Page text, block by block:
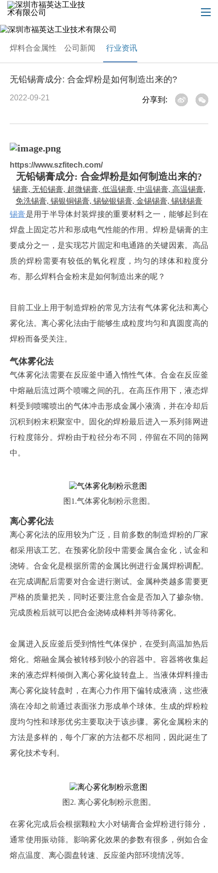
焊料合金属性 公司新闻 行业资讯
无铅锡膏成分: 合金焊粉是如何制造出来的?
2022-09-21 分享到:
https://www.szfitech.com/
无铅锡膏成分: 合金焊粉是如何制造出来的?
锡膏, 无铅锡膏, 超微锡膏, 低温锡膏, 中温锡膏, 高温锡膏,
免洗锡膏, 锡银铜锡膏, 锡铋银锡膏, 金锡锡膏, 锡锑锡膏
锡膏是用于半导体封装焊接的重要材料之一，能够起到在
焊盘上固定芯片和形成电气性能的作用。焊粉是锡膏的主
要成分之一，是实现芯片固定和电通路的关键因素。高品
质的焊粉需要有较低的氧化程度，均匀的球体和粒度分
布。那么焊料合金粉末是如何制造出来的呢？
目前工业上用于制造焊粉的常见方法有气体雾化法和离心
雾化法。离心雾化法由于能够生成粒度均匀和真圆度高的
焊粉而备受关注。
气体雾化法
气体雾化法需要在反应釜中通入惰性气体。合金在反应釜
中熔融后流过两个喷嘴之间的孔。在高压作用下，液态焊
料受到喷嘴喷出的气体冲击形成金属小液滴，并在冷却后
沉积到粉末积聚室中。固化的焊粉最后进入一系列筛网进
行粒度筛分。焊粉由于粒径分布不同，停留在不同的筛网
中。
图 1.气体雾化制粉示意图。
离心雾化法
离心雾化法的应用较为广泛，目前多数的制造焊粉的厂家
都采用该工艺。在预雾化阶段中需要金属合金化，试金和
浇铸。合金化是根据所需的金属比例进行金属焊粉调配。
在完成调配后需要对合金进行测试。金属种类越多需要更
严格的质量把关，同时还要注意合金是否加入了掺杂物。
完成质检后就可以把合金浇铸成棒料并等待雾化。
金属进入反应釜后受到惰性气体保护，在受到高温加热后
熔化。熔融金属会被转移到较小的容器中。容器将收集起
来的液态焊料倾倒入离心雾化旋转盘上。当液体焊料撞击
离心雾化旋转盘时，在离心力作用下偏转成液滴，这些液
滴在冷却之前通过表面张力形成单个球体。生成的焊粉粒
度均匀性和球形优劣主要取决于该步骤。雾化金属粉末的
方法是多样的，每个厂家的方法都不尽相同，因此诞生了
雾化技术专利。
图 2. 离心雾化制粉示意图。
在雾化完成后会根据颗粒大小对锡膏合金焊粉进行筛分，
通常使用振动筛。影响雾化效果的参数有很多，例如合金
熔点温度、离心圆盘转速、反应釜内部环境情况等。